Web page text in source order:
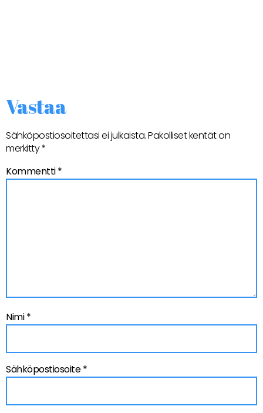
Vastaa
Sähköpostiosoitettasi ei julkaista.Pakolliset kentät on
merkitty*
Kommentti*
Nimi*
Sähköpostiosoite*